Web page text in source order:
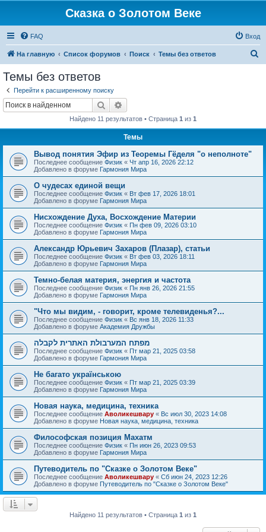
Сказка о Золотом Веке
FAQ Вход
На главную Список форумов Поиск Темы без ответов
Темы без ответов
Перейти к расширенному поиску
Поиск
Найдено 11 результатов • Страница 1 из 1
Темы
Вывод понятия Эфир из Теоремы Гёделя "о неполноте"
Последнее сообщение Физик « Чт апр 16, 2026 22:12
Добавлено в форуме Гармония Мира
О чудесах единой вещи
Последнее сообщение Физик « Вт фев 17, 2026 18:01
Добавлено в форуме Гармония Мира
Нисхождение Духа, Восхождение Материи
Последнее сообщение Физик « Пн фев 09, 2026 03:10
Добавлено в форуме Гармония Мира
Александр Юрьевич Захаров (Плазар), статьи
Последнее сообщение Физик « Вт фев 03, 2026 18:11
Добавлено в форуме Гармония Мира
Темно-белая материя, энергия и частота
Последнее сообщение Физик « Пн янв 26, 2026 21:55
Добавлено в форуме Гармония Мира
"Что мы видим, - говорит, кроме телевиденья?...
Последнее сообщение Физик « Вс янв 18, 2026 11:33
Добавлено в форуме Академия Дружбы
מפתח המערבולת האתרית לקבלה
Последнее сообщение Физик « Пт мар 21, 2025 03:58
Добавлено в форуме Гармония Мира
Не багато українською
Последнее сообщение Физик « Пт мар 21, 2025 03:39
Добавлено в форуме Гармония Мира
Новая наука, медицина, техника
Последнее сообщение Аволикешвару « Вс июл 30, 2023 14:08
Добавлено в форуме Новая наука, медицина, техника
Философская позиция Махатм
Последнее сообщение Физик « Пн июн 26, 2023 09:53
Добавлено в форуме Гармония Мира
Путеводитель по "Сказке о Золотом Веке"
Последнее сообщение Аволикешвару « Сб июн 24, 2023 12:26
Добавлено в форуме Путеводитель по "Сказке о Золотом Веке"
Найдено 11 результатов • Страница 1 из 1